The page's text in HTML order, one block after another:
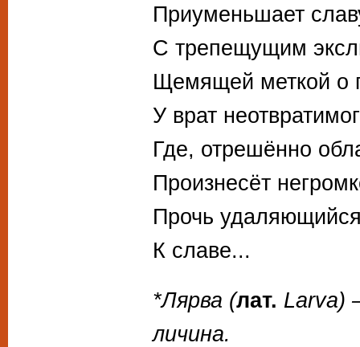
Приуменьшает
С трепещущим
Щемящей меткой о
У врат
Где, отрешённо
Произнесёт
Прочь
К славе...
*Лярва (лат.
личина.